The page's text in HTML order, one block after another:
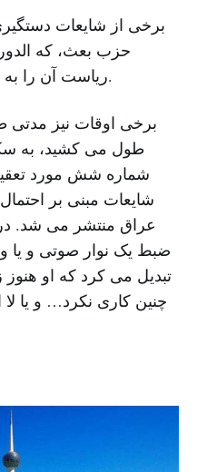
برخی از شایعات
حزب بعث، که
ریاست آن را به عهده گرفته بود، نفی می شد.
برخی اوقات نیز مدتی
طول می کشید، به
شماره شش مورد
شایعات مبنی بر
عراق منتشر می شد.
ضبط یک نوار صوتی و یا
تبدیل می کرد که او هنوز
چنین کاری نکرد… و یا